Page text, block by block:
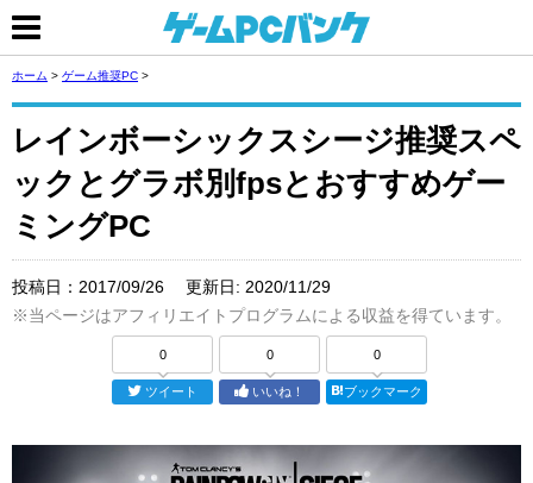
ホーム > ゲーム推奨PC >
レインボーシックスシージ推奨スペ
ックとグラボ別fpsとおすすめゲー
ミングPC
投稿日： 2017/09/26 更新日: 2020/11/29
※当ページはアフィリエイトプログラムによる収益を得ています。
0
ツイート
0
いいね！
0
ブックマーク